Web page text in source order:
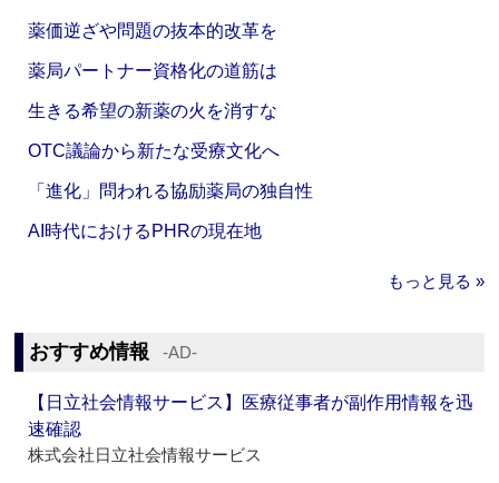
薬価逆ざや問題の抜本的改革を
薬局パートナー資格化の道筋は
生きる希望の新薬の火を消すな
OTC議論から新たな受療文化へ
「進化」問われる協励薬局の独自性
AI時代におけるPHRの現在地
もっと見る »
おすすめ情報 ‐AD‐
【日立社会情報サービス】医療従事者が副作用情報を迅
速確認
株式会社日立社会情報サービス